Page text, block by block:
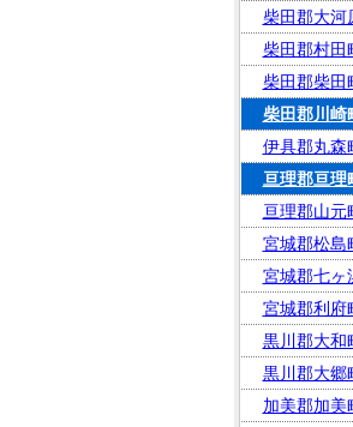
柴田郡大河
柴田郡村田
柴田郡柴田
柴田郡川崎
伊具郡丸森
亘理郡亘理
亘理郡山元
宮城郡松島
宮城郡七ヶ
宮城郡利府
黒川郡大和
黒川郡大郷
加美郡加美